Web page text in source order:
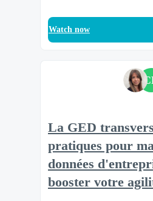
Watch now
La GED
pratiques pour
données
booster votre